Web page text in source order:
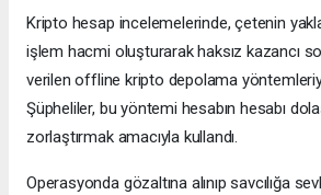
Kripto hesap incelemelerinde, çetenin
işlem hacmi oluşturarak haksız kazancı
verilen offline kripto depolama
Şüpheliler, bu yöntemi hesabın hesabı
zorlaştırmak amacıyla kullandı.
Operasyonda gözaltına alınıp savcılığa